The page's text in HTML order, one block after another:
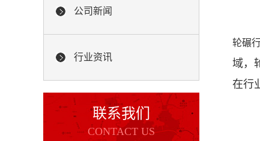
公司新闻
行业资讯
联系我们
CONTACT US
轮碾
域，
在行